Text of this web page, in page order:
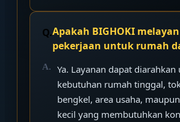
Apakah BIGHOKI
pekerjaan untuk rumah
Ya. Layanan dapat diarahkan
kebutuhan rumah tinggal,
bengkel, area usaha,
kecil yang membutuhkan